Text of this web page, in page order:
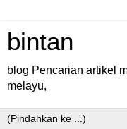
bintan
blog Pencarian artikel
melayu,